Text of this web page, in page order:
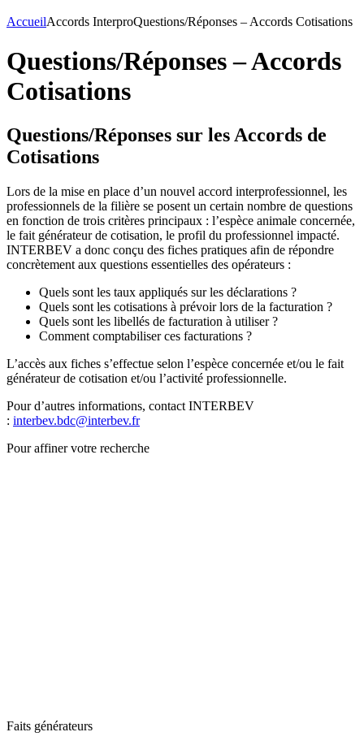
AccueilAccords InterproQuestions/Réponses – Accords Cotisations
Questions/Réponses – Accords
Cotisations
Questions/Réponses sur les Accords de
Cotisations
Lors de la mise en place d’un nouvel accord interprofessionnel, les
professionnels de la filière se posent un certain nombre de questions
en fonction de trois critères principaux : l’espèce animale concernée,
le fait générateur de cotisation, le profil du professionnel impacté.
INTERBEV a donc conçu des fiches pratiques afin de répondre
concrètement aux questions essentielles des opérateurs :
Quels sont les taux appliqués sur les déclarations ?
Quels sont les cotisations à prévoir lors de la facturation ?
Quels sont les libellés de facturation à utiliser ?
Comment comptabiliser ces facturations ?
L’accès aux fiches s’effectue selon l’espèce concernée et/ou le fait
générateur de cotisation et/ou l’activité professionnelle.
Pour d’autres informations, contact INTERBEV
: interbev.bdc@interbev.fr
Pour affiner votre recherche
Faits générateurs